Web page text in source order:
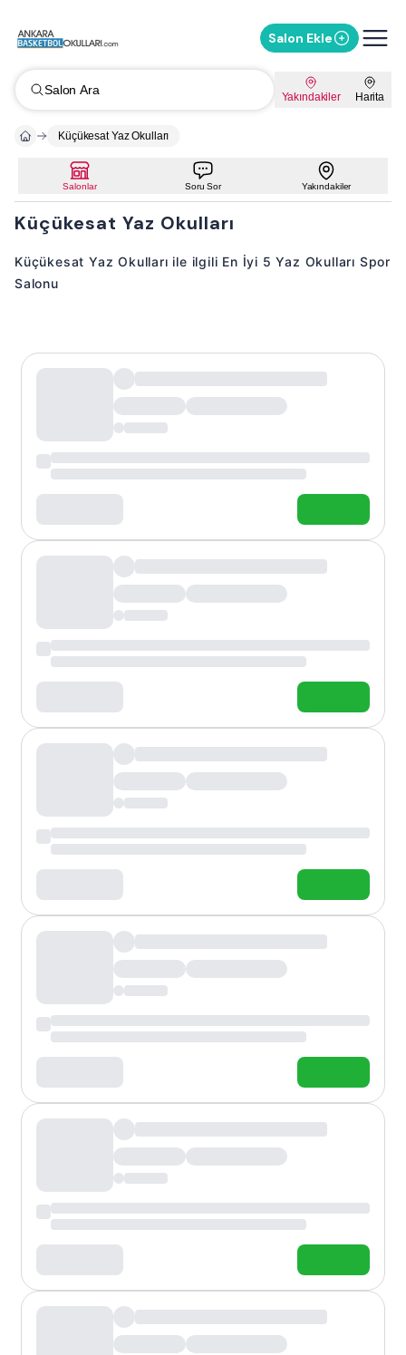
Salon Ekle
Salon Ara Yakındakiler Harita
Küçükesat Yaz Okulları
Salonlar Soru Sor Yakındakiler
Küçükesat Yaz Okulları
Küçükesat Yaz Okulları ile ilgili En İyi 5 Yaz Okulları Spor
Salonu